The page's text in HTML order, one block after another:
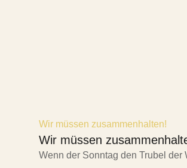
Wir müssen zusammenhalten!
Wir müssen
Wenn der Sonntag den Trubel der